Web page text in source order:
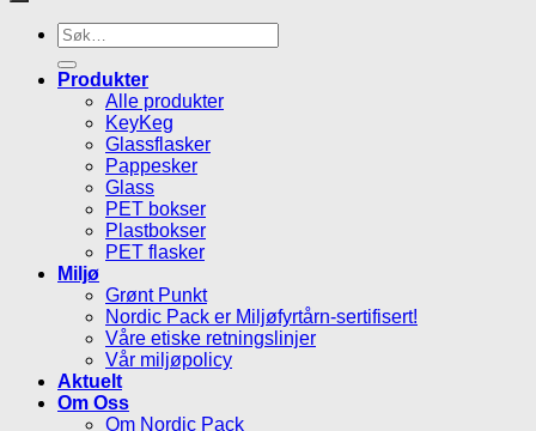
Søk
etter:
Produkter
Alle produkter
KeyKeg
Glassflasker
Pappesker
Glass
PET bokser
Plastbokser
PET flasker
Miljø
Grønt Punkt
Nordic Pack er Miljøfyrtårn-sertifisert!
Våre etiske retningslinjer
Vår miljøpolicy
Aktuelt
Om Oss
Om Nordic Pack